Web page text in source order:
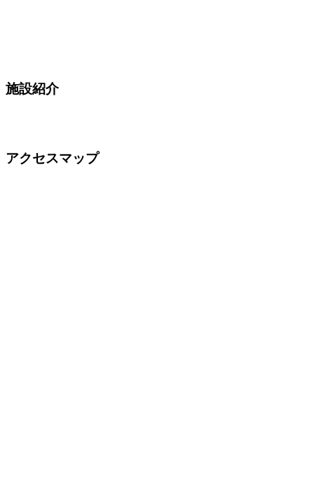
施設紹介
アクセスマップ